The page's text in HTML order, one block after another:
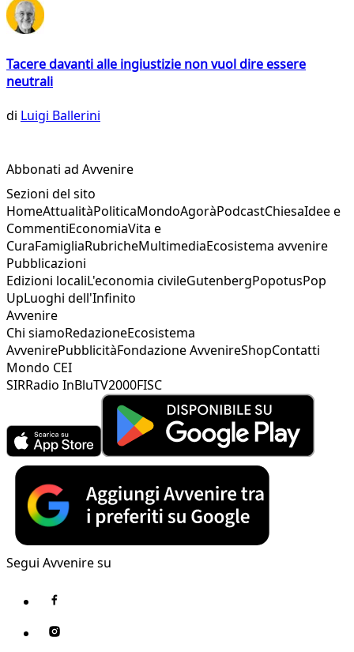
Tacere davanti alle ingiustizie non vuol dire essere
neutrali
di Luigi Ballerini
Abbonati ad Avvenire
Sezioni del sito
HomeAttualitàPoliticaMondoAgoràPodcastChiesaIdee e
CommentiEconomiaVita e
CuraFamigliaRubricheMultimediaEcosistema avvenire
Pubblicazioni
Edizioni localiL'economia civileGutenbergPopotusPop
UpLuoghi dell'Infinito
Avvenire
Chi siamoRedazioneEcosistema
AvvenirePubblicitàFondazione AvvenireShopContatti
Mondo CEI
SIRRadio InBluTV2000FISC
Segui Avvenire su